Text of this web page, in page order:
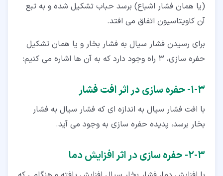
(یا همان فشار اشباع) برسد حباب تشکیل شده و به تبع
آن کاویتاسیون اتفاق می افتد.
برای رسیدن فشار سیال به فشار بخار و یا همان تشکیل
حفره سازی، 3 راه وجود دارد که به آن ها اشاره می کنیم:
۳‏-‏۱‏- حفره سازی در اثر افت فشار
با افت فشار سیال به اندازه ای که فشار سیال به فشار
بخار برسد، پدیده حفره سازی به وجود می آید.
۳‏-‏۲‏- حفره سازی در اثر افزایش دما